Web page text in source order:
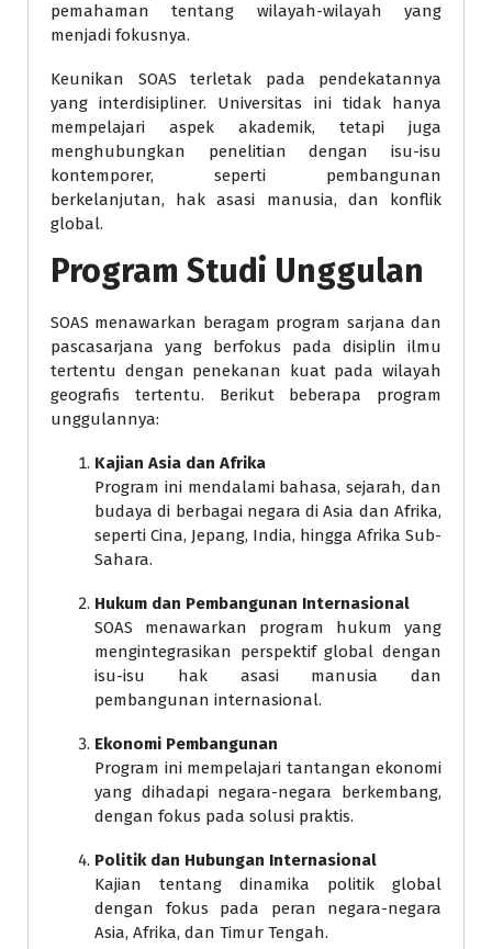
pemahaman tentang wilayah-wilayah yang
menjadi fokusnya.
Keunikan SOAS terletak pada pendekatannya
yang interdisipliner. Universitas ini tidak hanya
mempelajari aspek akademik, tetapi juga
menghubungkan penelitian dengan isu-isu
kontemporer, seperti pembangunan
berkelanjutan, hak asasi manusia, dan konflik
global.
Program Studi Unggulan
SOAS menawarkan beragam program sarjana dan
pascasarjana yang berfokus pada disiplin ilmu
tertentu dengan penekanan kuat pada wilayah
geografis tertentu. Berikut beberapa program
unggulannya:
Kajian Asia dan Afrika
Program ini mendalami bahasa, sejarah, dan
budaya di berbagai negara di Asia dan Afrika,
seperti Cina, Jepang, India, hingga Afrika Sub-
Sahara.
Hukum dan Pembangunan Internasional
SOAS menawarkan program hukum yang
mengintegrasikan perspektif global dengan
isu-isu hak asasi manusia dan
pembangunan internasional.
Ekonomi Pembangunan
Program ini mempelajari tantangan ekonomi
yang dihadapi negara-negara berkembang,
dengan fokus pada solusi praktis.
Politik dan Hubungan Internasional
Kajian tentang dinamika politik global
dengan fokus pada peran negara-negara
Asia, Afrika, dan Timur Tengah.